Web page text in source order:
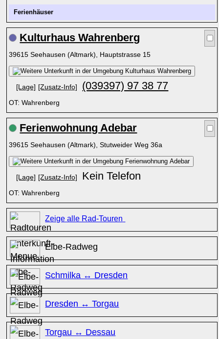
Ferienhäuser
Kulturhaus Wahrenberg
39615 Seehausen (Altmark), Hauptstrasse 15
[Lage] [Zusatz-Info] (039397) 97 38 77
OT: Wahrenberg
Ferienwohnung Adebar
39615 Seehausen (Altmark), Stutweider Weg 36a
[Lage] [Zusatz-Info] Kein Telefon
OT: Wahrenberg
Zeige alle Rad-Touren
Elbe-Radweg
Schmilka ↔ Dresden
Dresden ↔ Torgau
Torgau ↔ Dessau